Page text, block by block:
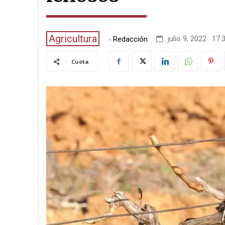
Agricultura - Redacción julio 9, 2022 ·
Cuota